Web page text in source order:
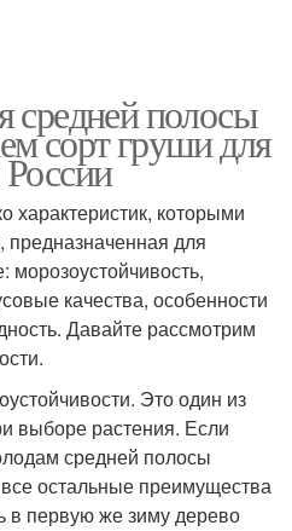
средней полосы
сорт груши для
характеристик, которыми
предназначенная для
морозоустойчивость,
качества, особенности
Давайте рассмотрим
Это один из
выборе растения. Если
средней полосы
остальные преимущества
в первую же зиму дерево